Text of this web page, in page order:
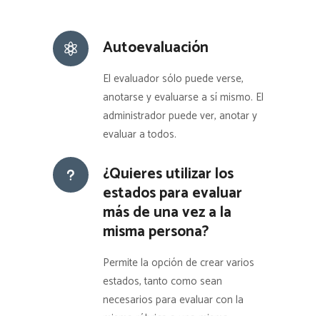
Autoevaluación
El evaluador sólo puede verse,
anotarse y evaluarse a sí mismo. El
administrador puede ver, anotar y
evaluar a todos.
¿Quieres utilizar los
estados para evaluar
más de una vez a la
misma persona?
Permite la opción de crear varios
estados, tanto como sean
necesarios para evaluar con la